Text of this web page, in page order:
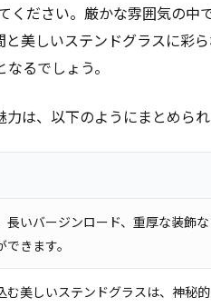
ください。厳かな雰囲気の中
美しいステンドグラスに彩
るでしょう。
は、以下のようにまとめられ
長いバージンロード、重厚な装飾
きます。
む美しいステンドグラスは、神秘